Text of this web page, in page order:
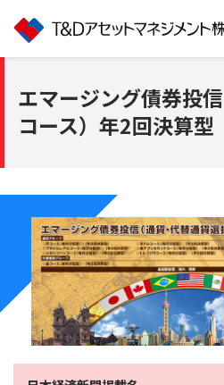
エマージング債券投
コース）年2回決算型